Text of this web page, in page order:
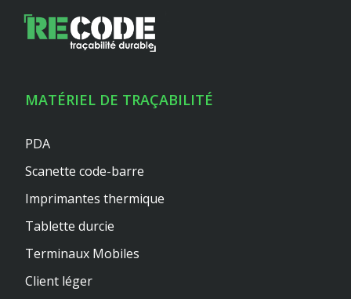
MATÉRIEL DE TRAÇABILITÉ
PDA
Scanette code-barre
Imprimantes thermique
Tablette durcie
Terminaux Mobiles
Client léger